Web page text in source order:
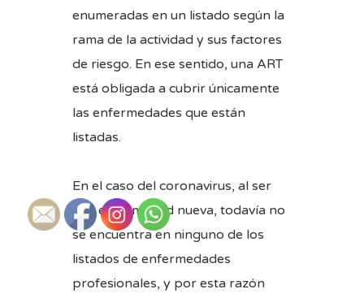
enumeradas en un listado según la
rama de la actividad y sus factores
de riesgo. En ese sentido, una ART
está obligada a cubrir únicamente
las enfermedades que están
listadas.
En el caso del coronavirus, al ser
una enfermedad nueva, todavía no
se encuentra en ninguno de los
listados de enfermedades
profesionales, y por esta razón